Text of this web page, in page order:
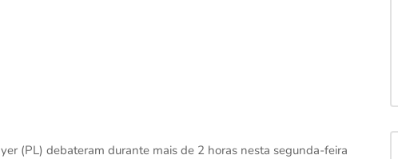
(PL) debateram durante mais de 2 horas nesta segunda-feira